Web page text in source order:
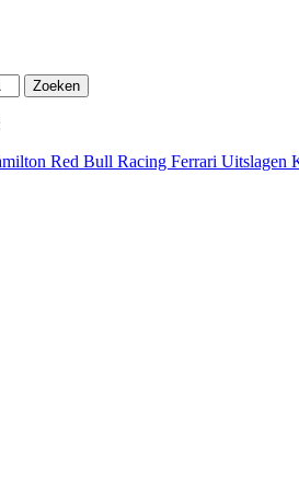
Zoeken
Red Bull Racing Ferrari Uitslagen